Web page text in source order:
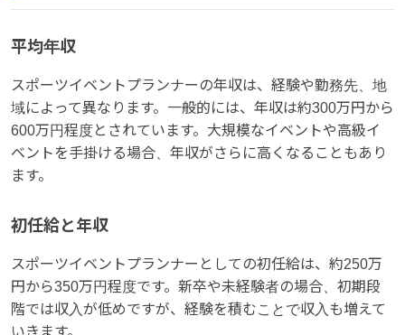
平均年収
スポーツイベントプランナーの年収は、経験や勤務先、地
域によって異なります。一般的には、年収は約300万円から
600万円程度とされています。大規模なイベントや高級イ
ベントを手掛ける場合、年収がさらに高くなることもあり
ます。
初任給と年収
スポーツイベントプランナーとしての初任給は、約250万
円から350万円程度です。新卒や未経験者の場合、初期段
階では収入が低めですが、経験を積むことで収入も増えて